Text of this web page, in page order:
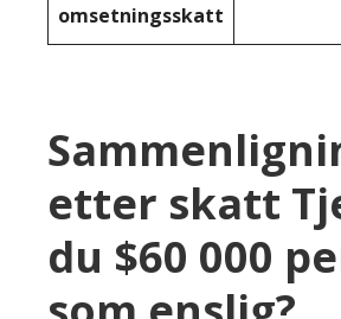
omsetningsskatt
etter skatt
du $60 000